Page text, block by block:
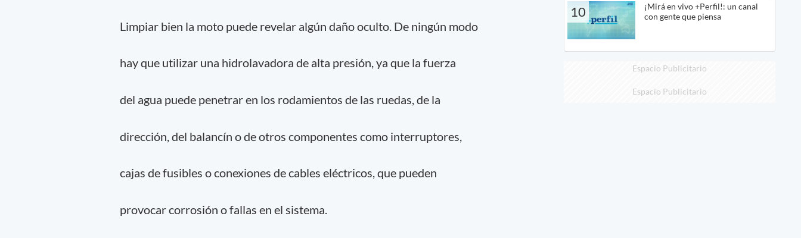
Limpiar bien la moto puede revelar algún daño oculto. De ningún modo
hay que utilizar una hidrolavadora de alta presión, ya que la fuerza
del agua puede penetrar en los rodamientos de las ruedas, de la
dirección, del balancín o de otros componentes como interruptores,
cajas de fusibles o conexiones de cables eléctricos, que pueden
provocar corrosión o fallas en el sistema.
10
¡Mirá en vivo +Perfil!: un canal
con gente que piensa
Espacio Publicitario
Espacio Publicitario